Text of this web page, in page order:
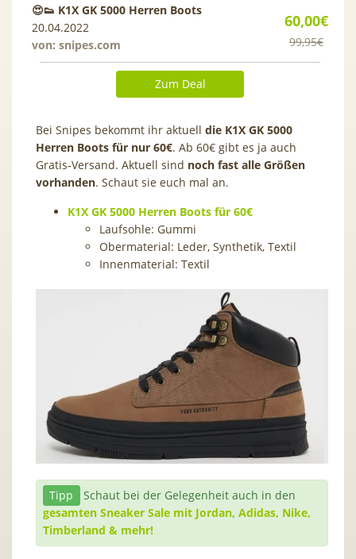
60,00€
99,95€
😍👟 K1X GK 5000 Herren Boots
20.04.2022
von: snipes.com
Zum Deal
Bei Snipes bekommt ihr aktuell die K1X GK 5000
Herren Boots für nur 60€. Ab 60€ gibt es ja auch
Gratis-Versand. Aktuell sind noch fast alle Größen
vorhanden. Schaut sie euch mal an.
K1X GK 5000 Herren Boots für 60€
Laufsohle: Gummi
Obermaterial: Leder, Synthetik, Textil
Innenmaterial: Textil
Tipp
Schaut bei der Gelegenheit auch in den
gesamten Sneaker Sale mit Jordan, Adidas, Nike,
Timberland & mehr!